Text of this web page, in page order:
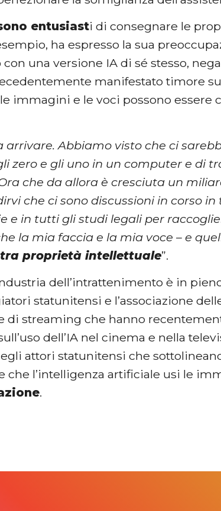
entusiasti di consegnare le
ha espresso la sua
una versione IA di sé stesso,
manifestato timore
immagini e le voci possono essere
arrivare. Abbiamo visto che ci
zero e gli uno in un computer e di
che da allora è cresciuta un
che ci sono discussioni in corso in
e in tutti gli studi legali per
la mia faccia e la mia voce – e
proprietà intellettuale”.
dell’intrattenimento è in
statunitensi e l’associazione
di streaming che hanno
dell’IA nel cinema e nella
attori statunitensi che
che l’intelligenza artificiale usi le
.